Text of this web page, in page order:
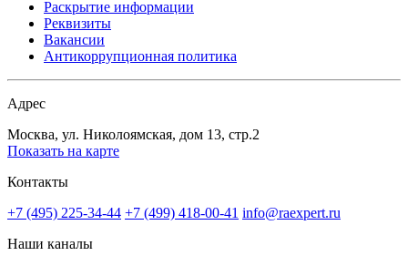
Раскрытие информации
Реквизиты
Вакансии
Антикоррупционная политика
Адрес
Москва, ул. Николоямская, дом 13, стр.2
Показать на карте
Контакты
+7 (495) 225-34-44 +7 (499) 418-00-41 info@raexpert.ru
Наши каналы